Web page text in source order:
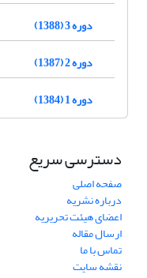
دوره 3 (1388)
دوره 2 (1387)
دوره 1 (1384)
دسترسی سریع
صفحه اصلی
درباره نشریه
اعضای هیئت تحریریه
ارسال مقاله
تماس با ما
نقشه سایت